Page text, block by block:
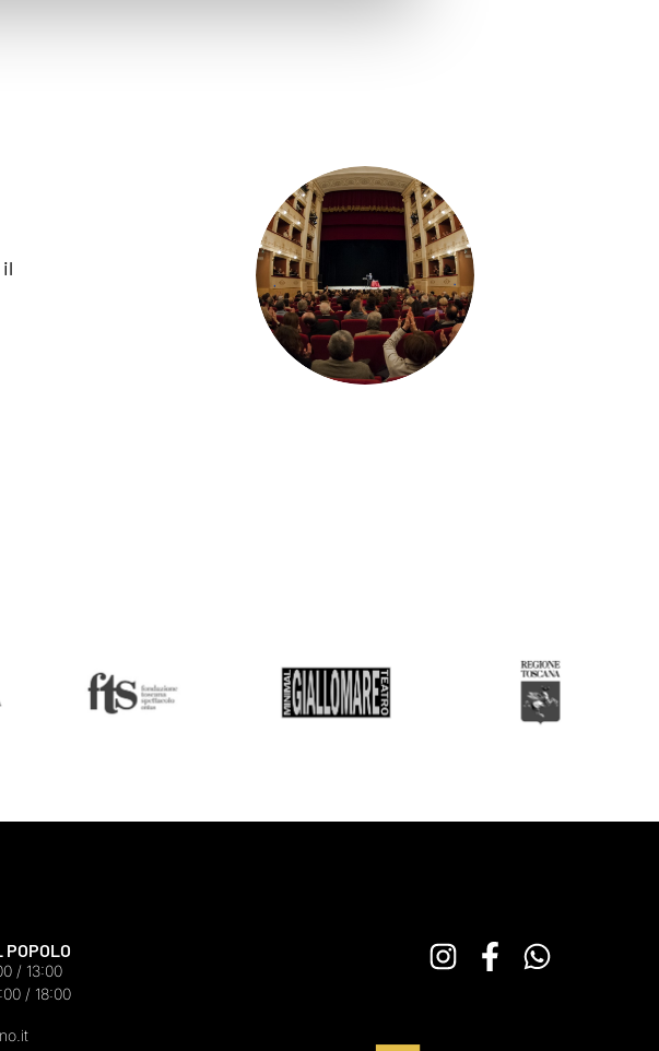
POPOLO
/ 13:00
/ 18:00